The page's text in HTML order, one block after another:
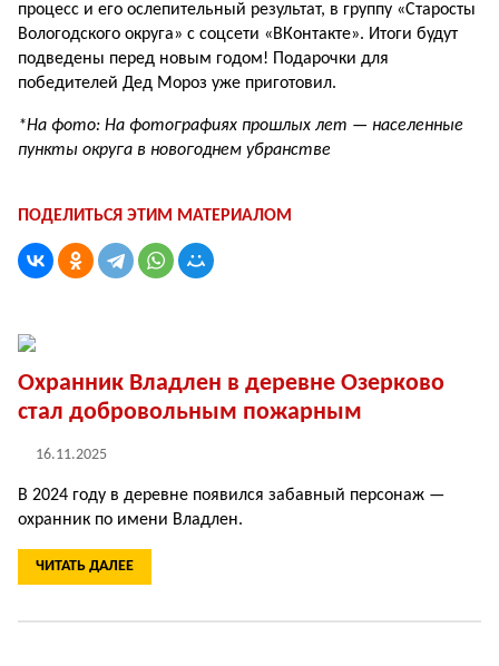
процесс и его ослепительный результат, в группу «Старо­сты
Вологодского округа» с соцсети «ВКонтакте». Итоги будут
подведены перед новым годом! Подарочки для
победителей Дед Мороз уже приготовил.
*На фото: На фотографиях прошлых лет — населенные
пункты округа в новогоднем убранстве
ПОДЕЛИТЬСЯ ЭТИМ МАТЕРИАЛОМ
Охранник Владлен в деревне Озерково
стал добровольным пожарным
16.11.2025
В 2024 году в деревне по­явился забавный персо­наж —
охранник по имени Владлен.
ЧИТАТЬ ДАЛЕЕ